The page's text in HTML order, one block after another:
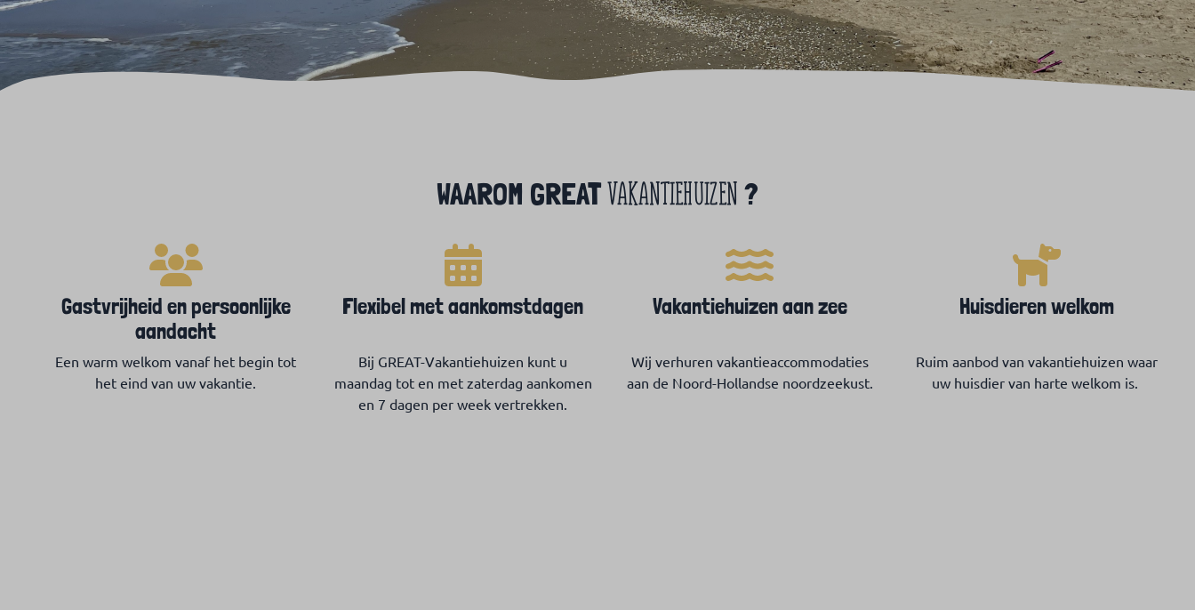
WAAROM GREATVAKANTIEHUIZEN?
Gastvrijheid en persoonlijke
aandacht
Een warm welkom vanaf het begin tot
het eind van uw vakantie.
Flexibel met aankomstdagen
Bij GREAT-Vakantiehuizen kunt u
maandag tot en met zaterdag aankomen
en 7 dagen per week vertrekken.
Vakantiehuizen aan zee
Wij verhuren vakantieaccommodaties
aan de Noord-Hollandse noordzeekust.
Huisdieren welkom
Ruim aanbod van vakantiehuizen waar
uw huisdier van harte welkom is.